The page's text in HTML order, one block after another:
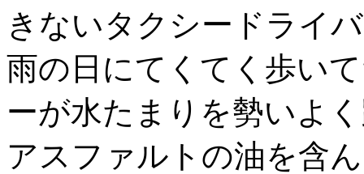
きないタクシードライ
雨の日にてくてく歩い
ーが水たまりを勢いよ
アスファルトの油を含